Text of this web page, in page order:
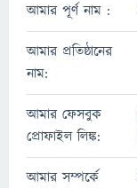
আমার পূর্ণ নাম :
আমার প্রতিষ্ঠানের
নাম:
আমার ফেসবুক
প্রোফাইল লিঙ্ক:
আমার সম্পর্কে